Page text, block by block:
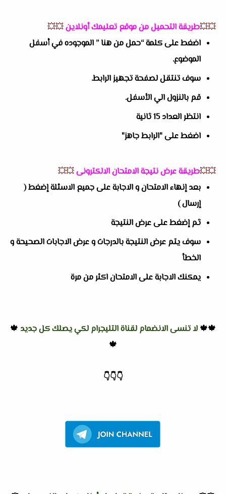
💥💥طريقة التحميل من موقع تعليمك أونلاين💥💥
اضغط على كلمة “حمل من هنا ” الموجوده في أسفل
الموضوع.
سوف تنتقل لصفحة تجهيز الرابط.
قم بالنزول الي الأسفل.
انتظر العداد 15 ثانية
اضغط على "الرابط جاهز"
💥💥طريقة عرض نتيجة الامتحان الالكترونى💥💥
بعد إنهاء الامتحان و الاجابة على جميع الاسئلة إضغط (
إرسال )
ثم إضغط على عرض النتيجة
سوف يتم عرض النتيجة بالدرجات و عرض الاجابات الصحيحة و
الخطأ
يمكنك الاجابة على الامتحان اكثر من مرة
🍁🍁 لا تنسى الانضمام لقناة التليجرام لكي يصلك كل جديد 🍁
🍁
👇
👇
👇